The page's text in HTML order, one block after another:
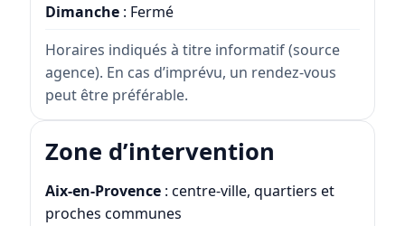
Dimanche: Fermé
Horaires indiqués à titre informatif (source
agence). En cas d’imprévu, un rendez-vous
peut être préférable.
Zone d’intervention
Aix-en-Provence: centre-ville, quartiers et
proches communes